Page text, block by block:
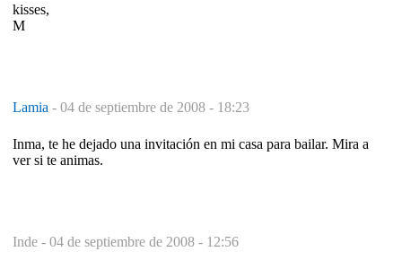
kisses,
M
Lamia - 04 de septiembre de 2008 - 18:23
Inma, te he dejado una invitación en mi casa para bailar. Mira a
ver si te animas.
Inde - 04 de septiembre de 2008 - 12:56